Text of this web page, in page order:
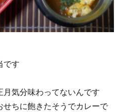
です
気分味わってないんです
せちに飽きたそうでカレーで